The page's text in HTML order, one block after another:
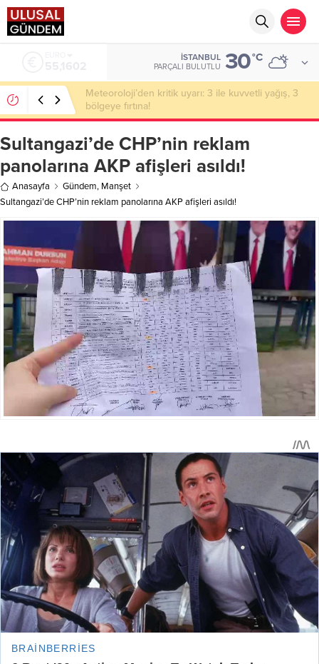
İSTANBUL
PARÇALI BULUTLU 30°C
Bakan Gürlek’in eşine yönelik eylem hazırlığı: 2
şüpheli tutuklandı
Sultangazi’de CHP’nin reklam
panolarına AKP afişleri asıldı!
Anasayfa Gündem, Manşet
Sultangazi’de CHP’nin reklam panolarına AKP afişleri asıldı!